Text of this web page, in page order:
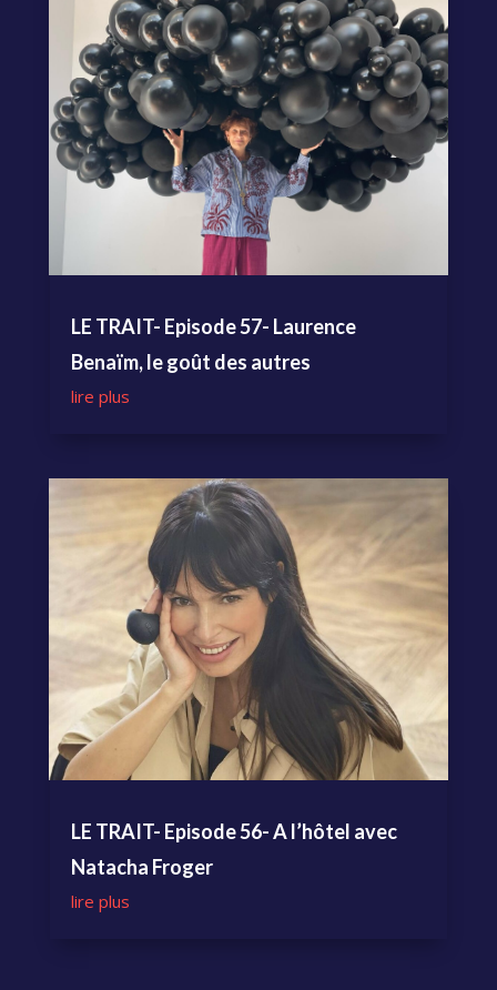
LE TRAIT- Episode 57- Laurence
Benaïm, le goût des autres
lire plus
LE TRAIT- Episode 56- A l’hôtel avec
Natacha Froger
lire plus